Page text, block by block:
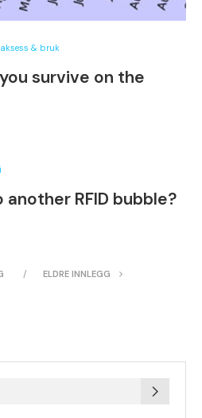
& bruk
survive on the
RFID bubble?
ELDRE INNLEGG